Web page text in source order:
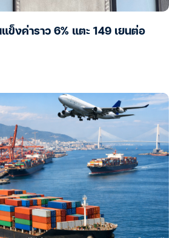
แข็งค่าราว 6% แตะ 149 เยนต่อ